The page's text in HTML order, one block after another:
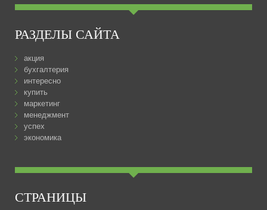
РАЗДЕЛЫ САЙТА
акция
бухгалтерия
интересно
купить
маркетинг
менеджмент
успех
экономика
СТРАНИЦЫ